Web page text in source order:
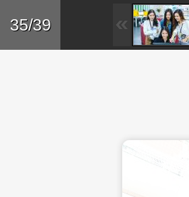
35/39